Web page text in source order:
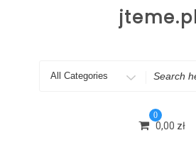
Search
0
0,00 zł